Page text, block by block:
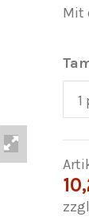
Mit